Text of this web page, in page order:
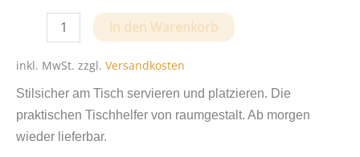
aufgeräumte
Tisch
-
Stilsicher
servieren
mit
In den Warenkorb
inkl. MwSt. zzgl. Versandkosten
Stilsicher am Tisch servieren und platzieren. Die
praktischen Tischhelfer von raumgestalt. Ab morgen
wieder lieferbar.